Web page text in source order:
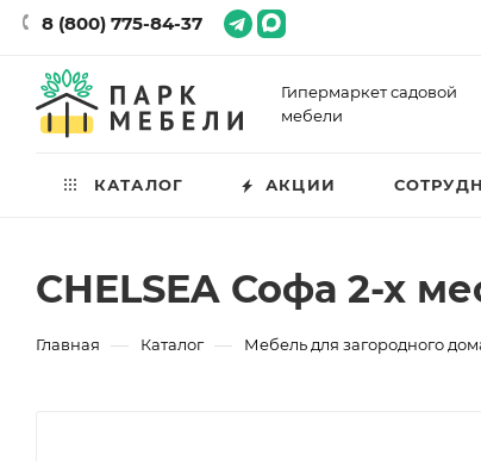
8 (800) 775-84-37
Гипермаркет садовой
мебели
КАТАЛОГ АКЦИИ
CHELSEA Софа 2-х
Главная — Каталог — Мебель для загородного